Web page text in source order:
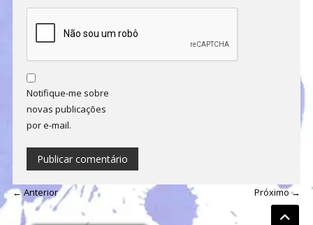
Notifique-me sobre
novas publicações
por e-mail.
← Anterior Próximo →